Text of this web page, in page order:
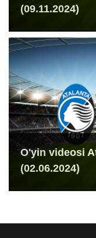
(09.11.2024)
O'yin videosi
(02.06.2024)